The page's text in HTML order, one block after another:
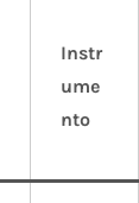
Instr
ume
nto